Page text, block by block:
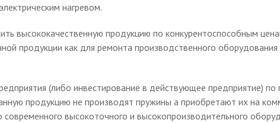
нагревом.
высококачественную продукцию по конкурентоспособным
продукции как для ремонта производственного
(либо инвестирование в действующее предприятие)
продукцию не производят пружины а приобретают их на
современного высокоточного и высокопроизводительного